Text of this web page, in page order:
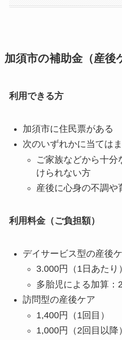
加須市の補助金（産後
利用できる方
加須市に住民票がある
次のいずれかに当ては
ご家族などから十分
けられない方
産後に心身の不調や
利用料金（ご負担額）
デイサービス型の産後
3.000円（1日あたり）
多胎児による加算：
訪問型の産後ケア
1,400円（1回目）
1,000円（2回目以降）